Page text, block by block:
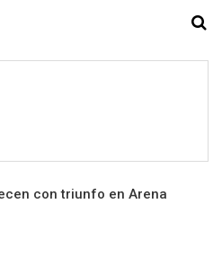
con triunfo en Arena